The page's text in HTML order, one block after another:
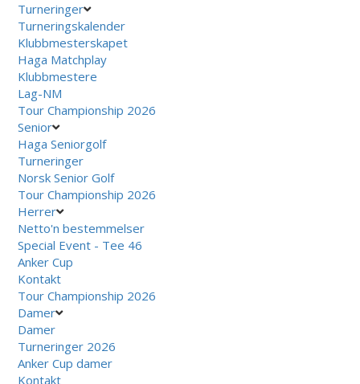
Turneringer
Turneringskalender
Klubbmesterskapet
Haga Matchplay
Klubbmestere
Lag-NM
Tour Championship 2026
Senior
Haga Seniorgolf
Turneringer
Norsk Senior Golf
Tour Championship 2026
Herrer
Netto'n bestemmelser
Special Event - Tee 46
Anker Cup
Kontakt
Tour Championship 2026
Damer
Damer
Turneringer 2026
Anker Cup damer
Kontakt